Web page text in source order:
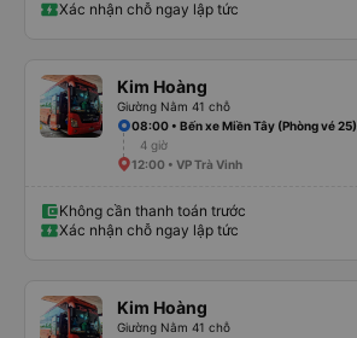
Xác nhận chỗ ngay lập tức
Kim Hoàng
Giường Nằm 41 chỗ
08:00 • Bến xe Miền Tây (Phòng vé 25)
4 giờ
12:00 • VP Trà Vinh
Không cần thanh toán trước
Xác nhận chỗ ngay lập tức
Kim Hoàng
Giường Nằm 41 chỗ